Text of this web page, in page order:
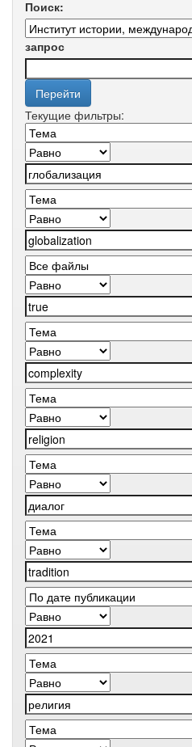
Поиск:
запрос
Текущие фильтры: